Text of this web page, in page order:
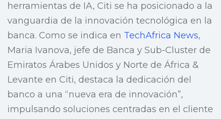
herramientas de IA, Citi se ha posicionado a la
vanguardia de la innovación tecnológica en la
banca. Como se indica en TechAfrica News,
Maria Ivanova, jefe de Banca y Sub-Cluster de
Emiratos Árabes Unidos y Norte de África &
Levante en Citi, destaca la dedicación del
banco a una “nueva era de innovación”,
impulsando soluciones centradas en el cliente